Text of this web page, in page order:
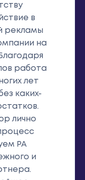
в
рекламы
на
работа
лет
каких-
лично
РА
и